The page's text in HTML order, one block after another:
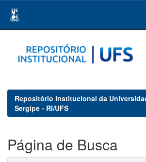
navigation
Repositório Institucional da
Sergipe - RI/UFS
Página de Busca